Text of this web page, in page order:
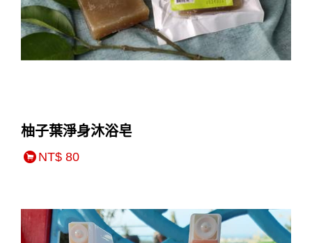
柚子葉淨身沐浴皂
NT$ 80